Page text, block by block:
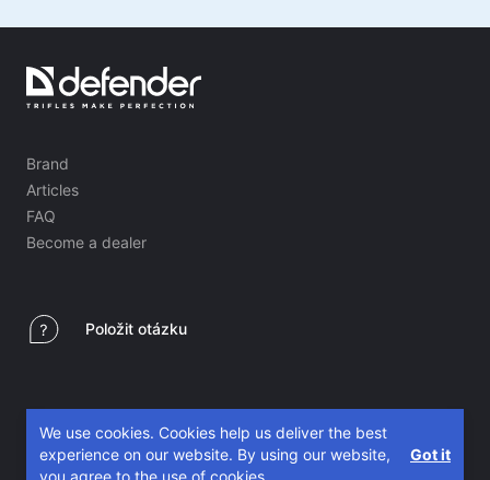
Brand
Articles
FAQ
Become a dealer
Položit otázku
We use cookies. Cookies help us deliver the best
experience on our website. By using our website,
you agree to the use of cookies.
Got it